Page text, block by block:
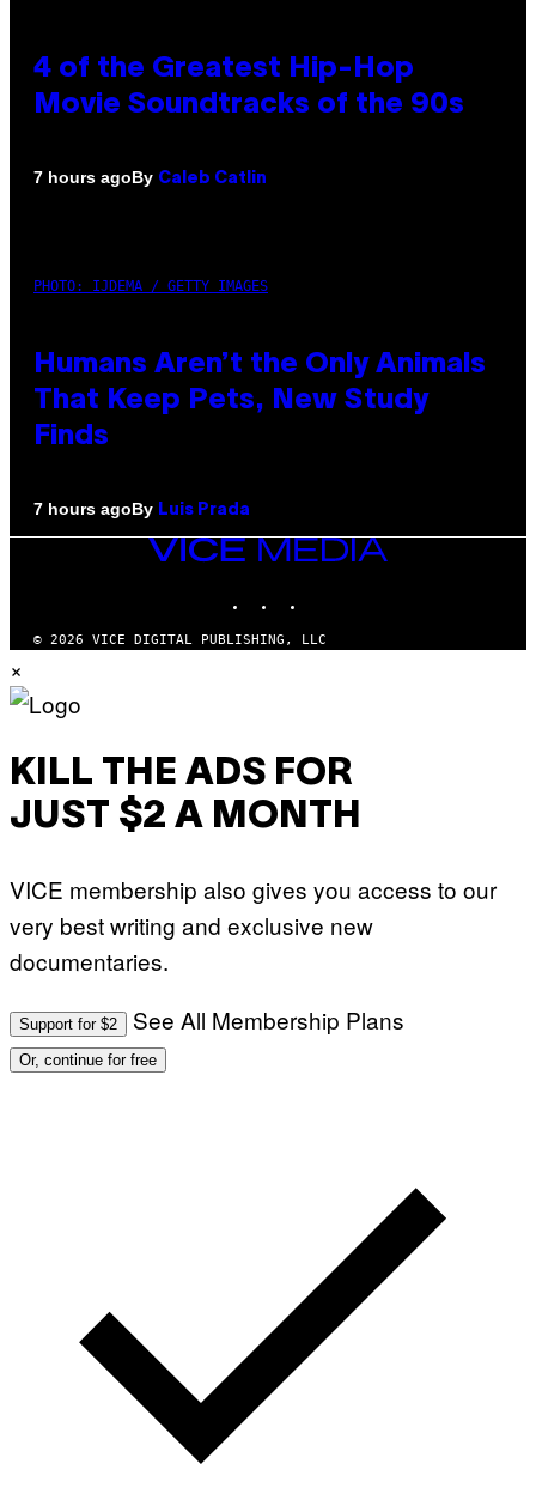
4 of the Greatest Hip-Hop
Movie Soundtracks of the 90s
7 hours agoBy Caleb Catlin
PHOTO: IJDEMA / GETTY IMAGES
Humans Aren’t the Only Animals
That Keep Pets, New Study
Finds
7 hours agoBy Luis Prada
VICE
MEDIA
© 2026 VICE DIGITAL PUBLISHING, LLC
×
KILL THE ADS FOR
JUST $2 A MONTH
VICE membership also gives you access to our
very best writing and exclusive new
documentaries.
Support for $2 See All Membership Plans
Or, continue for free